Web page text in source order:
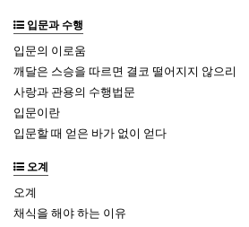
입문과 수행
입문의 이로움
깨달은 스승을 따르면 결코 떨어지지 않으리
사랑과 관용의 수행법문
입문이란
입문할 때 얻은 바가 없이 얻다
오계
오계
채식을 해야 하는 이유